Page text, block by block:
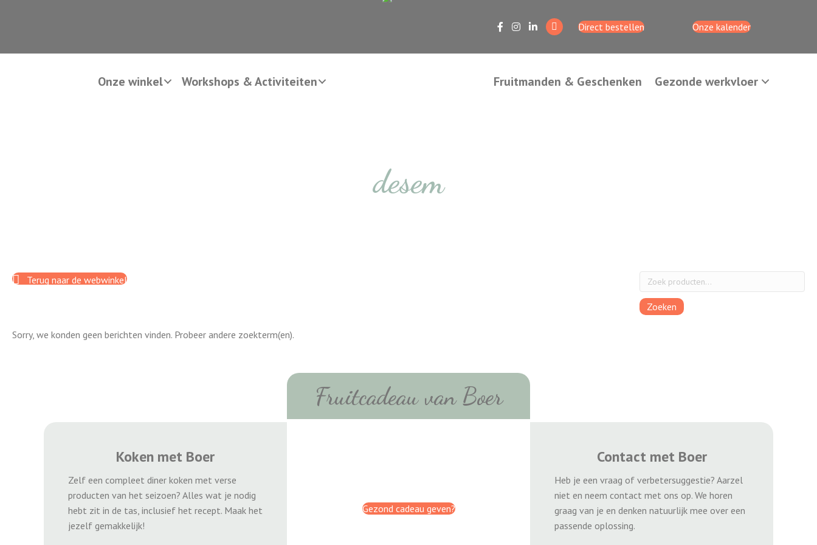
Direct bestellen Onze kalender
Onze winkel Workshops & Activiteiten Fruitmanden & Geschenken Gezonde werkvloer
desem
Terug naar de webwinkel
Zoeken
Sorry, we konden geen berichten vinden. Probeer andere zoekterm(en).
Koken met Boer
Zelf een compleet diner koken met verse
producten van het seizoen? Alles wat je nodig
hebt zit in de tas, inclusief het recept. Maak het
jezelf gemakkelijk!
Fruitcadeau van Boer
Gezond cadeau geven?
Contact met Boer
Heb je een vraag of verbetersuggestie? Aarzel
niet en neem contact met ons op. We horen
graag van je en denken natuurlijk mee over een
passende oplossing.